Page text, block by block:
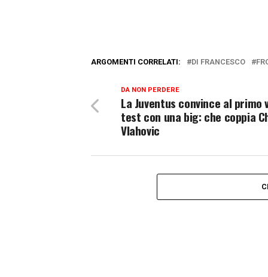
ARGOMENTI CORRELATI: DI FRANCESCO
DA NON PERDERE
La Juventus convince al primo
test con una big: che coppia
Vlahovic